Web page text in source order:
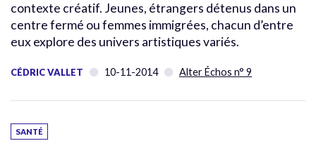
contexte créatif. Jeunes, étrangers détenus dans un
centre fermé ou femmes immigrées, chacun d’entre
eux explore des univers artistiques variés.
CÉDRIC VALLET 10-11-2014 Alter Échos n° 9
SANTÉ